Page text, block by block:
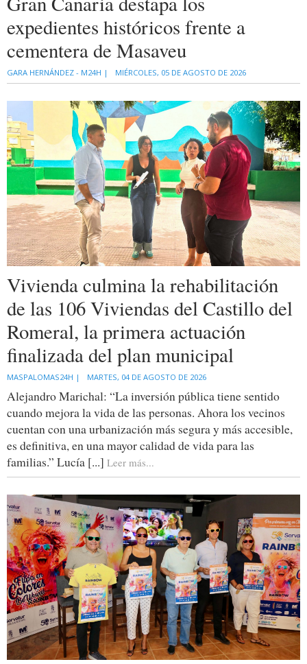
expedientes históricos frente a
cementera de Masaveu
GARA HERNÁNDEZ - M24H | MIÉRCOLES, 05 DE AGOSTO DE 2026
Vivienda culmina la rehabilitación
de las 106 Viviendas del Castillo del
Romeral, la primera actuación
finalizada del plan municipal
MASPALOMAS24H | MARTES, 04 DE AGOSTO DE 2026
Alejandro Marichal: “La inversión pública tiene sentido
cuando mejora la vida de las personas. Ahora los vecinos
cuentan con una urbanización más segura y más accesible,
es definitiva, en una mayor calidad de vida para las
familias.” Lucía [...] Leer más...